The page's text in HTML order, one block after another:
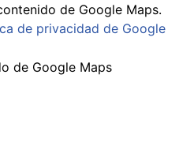
de Google Maps.
de privacidad de Google
de Google Maps